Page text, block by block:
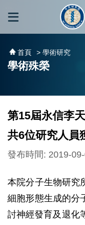
跳到主要內容區塊
首頁 > 學術研究
學術殊榮
第15屆永信李
共6位研究人員
發布時間: 2019-
本院分子生物研究
細胞形態生成的分
討神經發育及退化